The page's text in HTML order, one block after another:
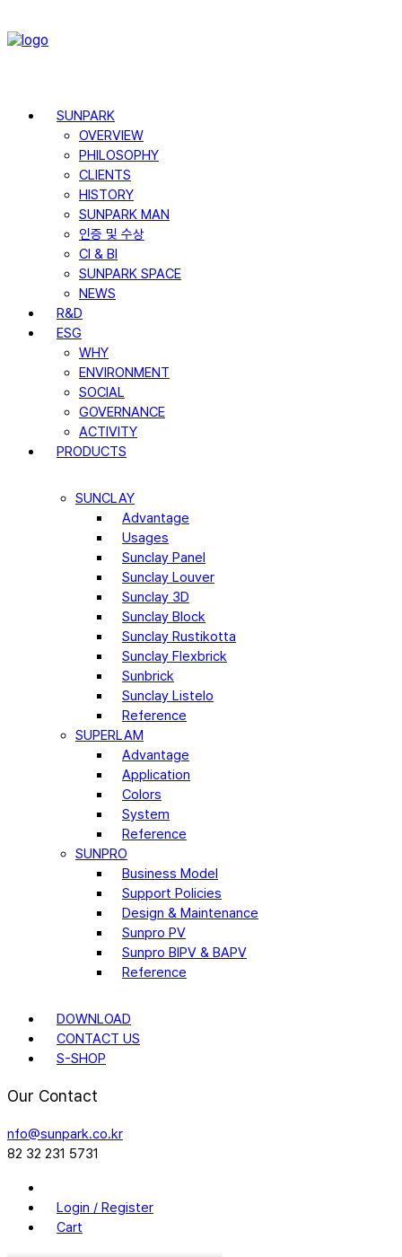
SUNPARK
OVERVIEW
PHILOSOPHY
CLIENTS
HISTORY
SUNPARK MAN
인증 및 수상
CI & BI
SUNPARK SPACE
NEWS
R&D
ESG
WHY
ENVIRONMENT
SOCIAL
GOVERNANCE
ACTIVITY
PRODUCTS
SUNCLAY
Advantage
Usages
Sunclay Panel
Sunclay Louver
Sunclay 3D
Sunclay Block
Sunclay Rustikotta
Sunclay Flexbrick
Sunbrick
Sunclay Listelo
Reference
SUPERLAM
Advantage
Application
Colors
System
Reference
SUNPRO
Business Model
Support Policies
Design & Maintenance
Sunpro PV
Sunpro BIPV & BAPV
Reference
DOWNLOAD
CONTACT US
S-SHOP
Our Contact
nfo@sunpark.co.kr
82 32 231 5731
Login / Register
Cart